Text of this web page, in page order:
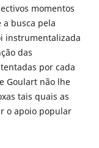
momentos
a busca pela
instrumentalizada
das
por cada
Goulart não lhe
tais quais as
o apoio popular